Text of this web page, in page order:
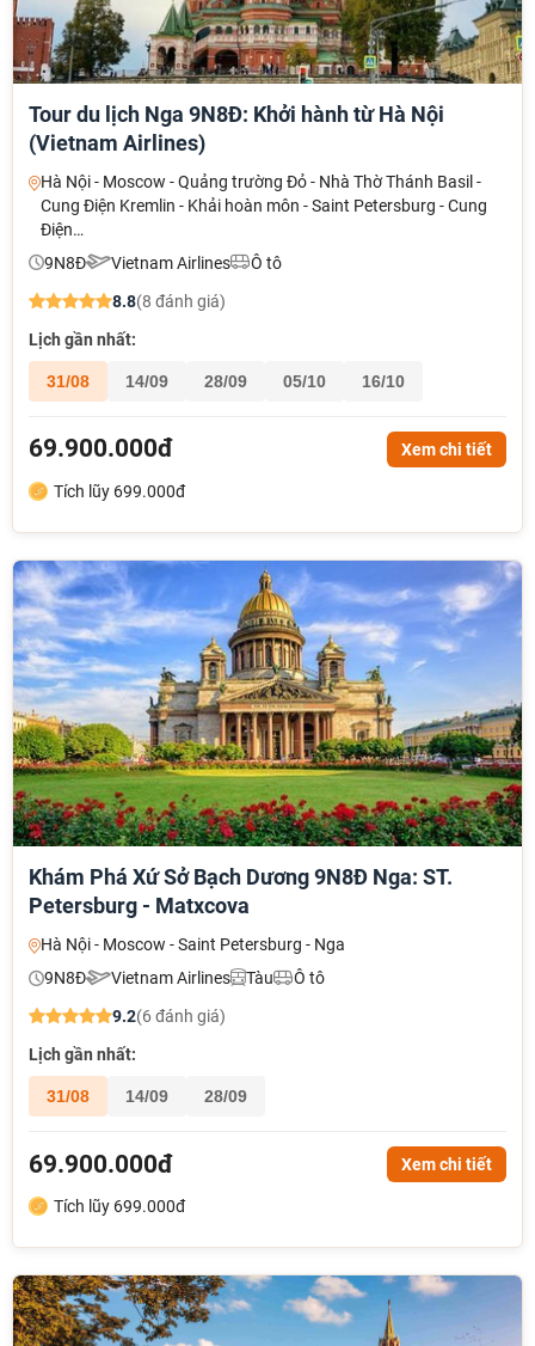
Tour du lịch Nga 9N8Đ: Khởi hành từ Hà Nội
(Vietnam Airlines)
Hà Nội - Moscow - Quảng trường Đỏ - Nhà Thờ Thánh Basil -
Cung Điện Kremlin - Khải hoàn môn - Saint Petersburg - Cung
Điện…
9N8Đ
Vietnam Airlines
Ô tô
8.8(8 đánh giá)
Lịch gần nhất:
31/08 14/09 28/09 05/10 16/10
69.900.000đ Xem chi tiết
Tích lũy 699.000đ
Khám Phá Xứ Sở Bạch Dương 9N8Đ Nga: ST.
Petersburg - Matxcova
Hà Nội - Moscow - Saint Petersburg - Nga
9N8Đ
Vietnam Airlines Tàu
Ô tô
9.2(6 đánh giá)
Lịch gần nhất:
31/08 14/09 28/09
69.900.000đ Xem chi tiết
Tích lũy 699.000đ